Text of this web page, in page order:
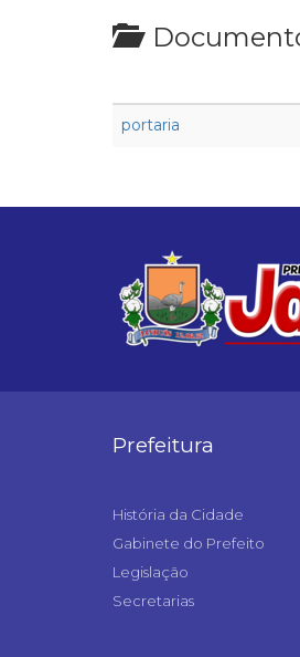
portaria
Prefeitura
História da Cidade
Gabinete do Prefeito
Legislação
Secretarias